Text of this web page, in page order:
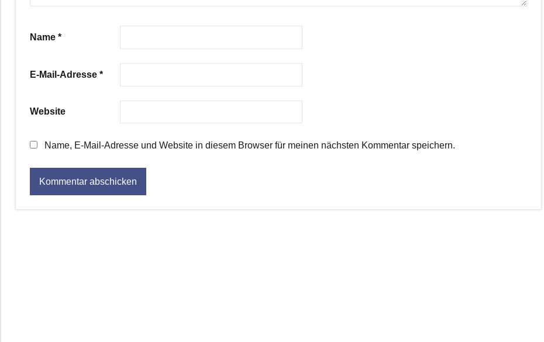
Name *
E-Mail-Adresse *
Website
Name, E-Mail-Adresse und Website in diesem Browser für meinen nächsten Kommentar speichern.